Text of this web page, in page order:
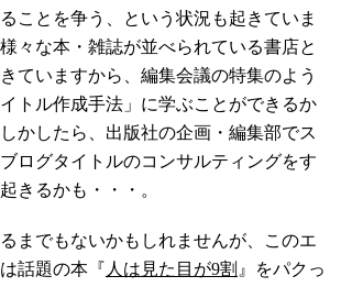
ことを争う、という状況も起きていま
々な本・雑誌が並べられている書店と
ていますから、編集会議の特集のよう
トル作成手法」に学ぶことができるか
かしたら、出版社の企画・編集部でス
ログタイトルのコンサルティングをす
きるかも・・・。
までもないかもしれませんが、このエ
話題の本『 人は見た目が9割 』をパクっ